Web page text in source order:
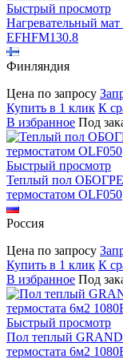
Быстрый просмотр
Нагревательный
EFHFM130.8
Финляндия
Цена по запросу
Купить в 1 клик К
В избранное Под
Быстрый просмотр
Теплый пол
термостатом OLF050
Россия
Цена по запросу
Купить в 1 клик К
В избранное Под
Быстрый просмотр
Пол теплый
термостата 6м2